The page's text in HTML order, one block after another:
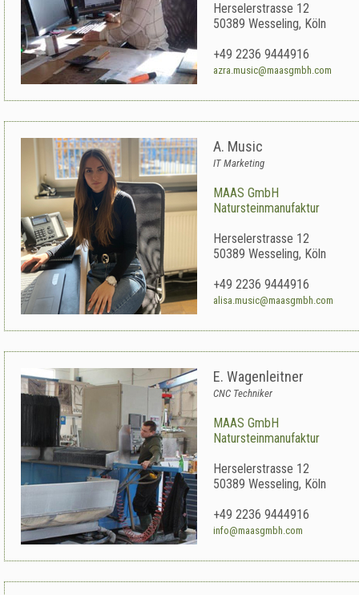
Herselerstrasse 12
50389 Wesseling, Köln
+49 2236 9444916
azra.music@maasgmbh.com
A. Music
IT Marketing
MAAS GmbH
Natursteinmanufaktur
Herselerstrasse 12
50389 Wesseling, Köln
+49 2236 9444916
alisa.music@maasgmbh.com
E. Wagenleitner
CNC Techniker
MAAS GmbH
Natursteinmanufaktur
Herselerstrasse 12
50389 Wesseling, Köln
+49 2236 9444916
info@maasgmbh.com